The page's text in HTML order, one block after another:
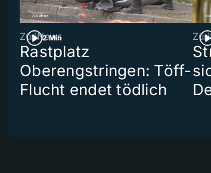
2 Min
ZüriNews
Rastplatz
Oberengstringen: Töff-
Flucht endet tödlich